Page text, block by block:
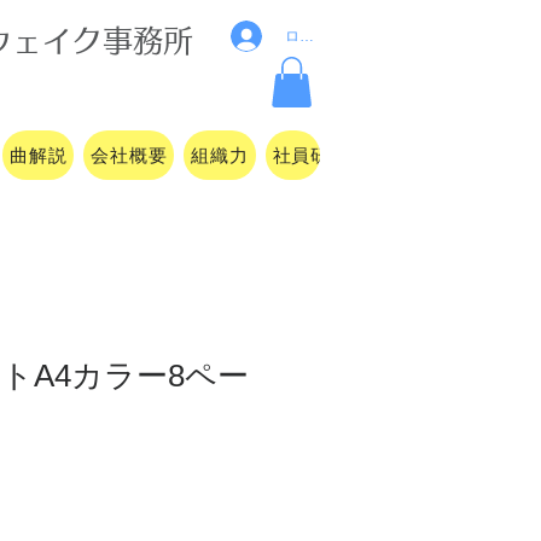
ェイク事務所 ログイン
曲解説 会社概要 組織力 社員研修
A4カラー8ペー